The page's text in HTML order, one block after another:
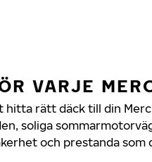
VARJE
rätt däck till din
soliga
och prestanda som